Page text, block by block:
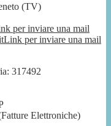
(TV)
per inviare una mail
Link per inviare una mail
317492
Elettroniche)